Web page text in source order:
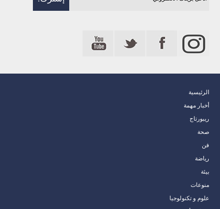
الرئيسية
أخبار مهمة
ريبورتاج
صحة
فن
رياضة
بيئة
منوعات
علوم و تكنولوجيا